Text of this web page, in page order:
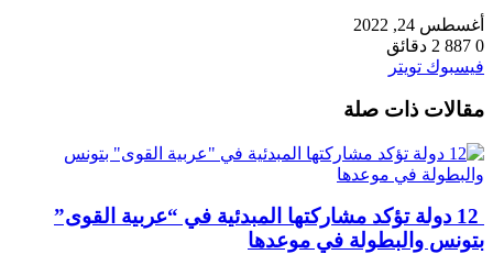
أغسطس 24, 2022
0
2 دقائق
فيسبوك تويتر
البريد
مقالات ذات صلة
12 دولة تؤكد مشاركتها المبدئية في “عربية القوى”
بتونس والبطولة في موعدها